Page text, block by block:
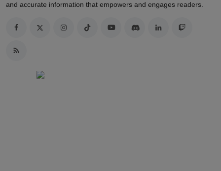
and accurate information that empowers and engages readers.